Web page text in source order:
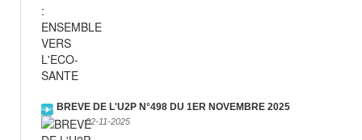
BREVE DE L'U2P N°498 DU 1ER NOVEMBRE 2025
02-11-2025